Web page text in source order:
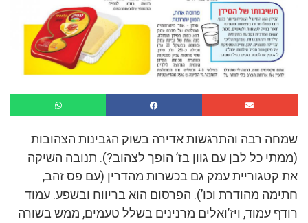
שמחה רבה והתרגשות אדירה בשוק הגבינות הצהובות
(ממתי כל לבן עם גוון בז’ הופך לצהוב?). תנובה השיקה
את קטגוריית עמק גם בכשרות מהדרין (עם פס זהב,
חתימה מהודרת וכו’). הפרסום הוא בריווח ובשפע. עמוד
רודף עמוד, ויז’ואלים מרנינים בשלל טעמים, ממש בשורה